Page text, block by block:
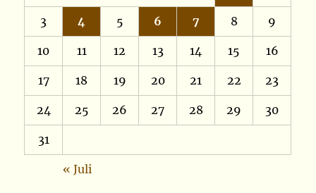
3 4 5 6 7 8 9
10 11 12 13 14 15 16
17 18 19 20 21 22 23
24 25 26 27 28 29 30
31
« Juli